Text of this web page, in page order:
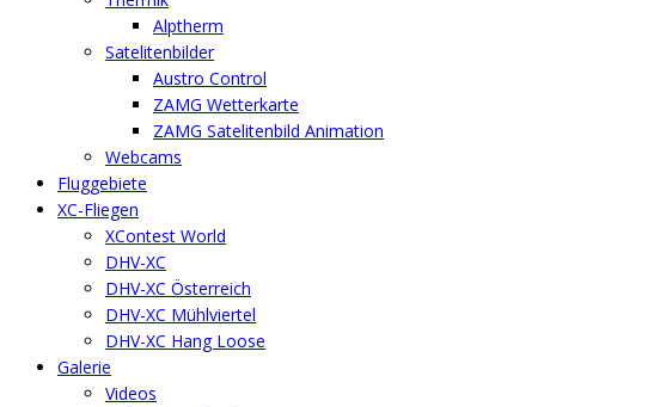
Alptherm
Satelitenbilder
Austro Control
ZAMG Wetterkarte
ZAMG Satelitenbild Animation
Webcams
Fluggebiete
XC-Fliegen
XContest World
DHV-XC
DHV-XC Österreich
DHV-XC Mühlviertel
DHV-XC Hang Loose
Galerie
Videos